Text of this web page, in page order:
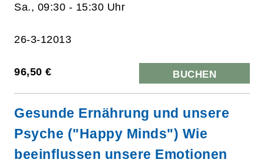
Sa., 09:30 - 15:30 Uhr
26-3-12013
96,50 € BUCHEN
Gesunde Ernährung und unsere
Psyche ("Happy Minds") Wie
beeinflussen unsere Emotionen